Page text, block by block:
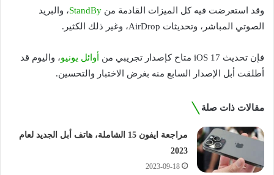
وقد استعرضت فيه كل الميزات القادمة من StandBy، والبريد
الصوتي المباشر، وتحديثات AirDrop، وغير ذلك الكثير.
فإن تحديث iOS 17 متاح كإصدار تجريبي من أوائل يونيو، واليوم قد
أطلقت أبل الإصدار السابع منه بغرض الاختبار والتحسين.
مقالات ذات صلة
مراجعة ايفون 15 الشاملة، هاتف أبل الجديد لعام
2023
2023-09-18